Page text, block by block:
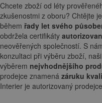
Chcete zboží od léty
zkušenostmi z oboru? Chtějte
během řady let svého
obdržela certifikáty
neověřených společností. S
konzultaci při výběru zboží, naši
výběrem nejvhodnějšího
prodejce znamená záruku
Interier je autorizovaný